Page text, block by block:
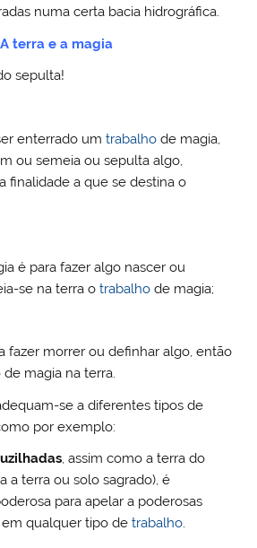
numa certa bacia hidrográfica.
A terra e a magia
sepulta!
enterrado umtrabalho de magia,
ou semeia ou sepulta algo,
finalidade a que se destina o
é para fazer algo nascer ou
se na terra otrabalho de magia;
fazer morrer ou definhar algo, então
de magia na terra.
se a diferentes tipos de
por exemplo:
, assim como a terra do
a terra ou solo sagrado), é
para apelar a poderosas
em qualquer tipo detrabalho.